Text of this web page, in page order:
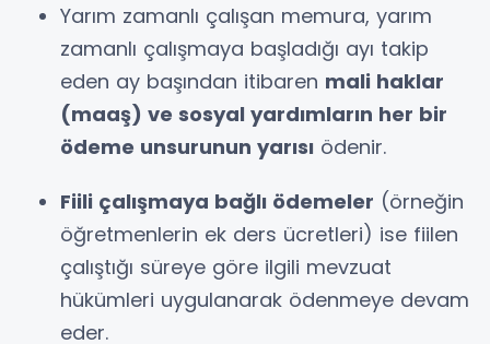
Yarım zamanlı çalışan memura, yarım
zamanlı çalışmaya başladığı ayı takip
eden ay başından itibaren mali haklar
(maaş) ve sosyal yardımların her bir
ödeme unsurunun yarısı ödenir.
Fiili çalışmaya bağlı ödemeler (örneğin
öğretmenlerin ek ders ücretleri) ise fiilen
çalıştığı süreye göre ilgili mevzuat
hükümleri uygulanarak ödenmeye devam
eder.